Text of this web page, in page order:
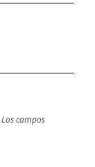
Los campos